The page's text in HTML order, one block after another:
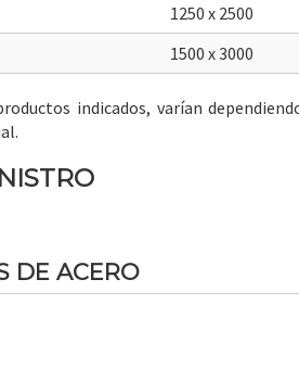
1250 x 2500
1500 x 3000
indicados, varían
DE ACERO